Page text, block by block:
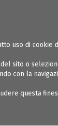
uso di cookie
sito o
con la
questa
PER LA